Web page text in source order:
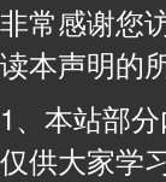
非常感谢您
读本声明的
1、本站部
仅供大家学